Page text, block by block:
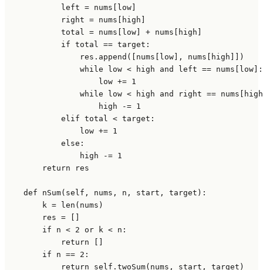
            left = nums[low]
            right = nums[high]
            total = nums[low] + nums[high]
if total == target:
                res.append([nums[low], nums[high]])
while low < high and
left == nums[low]:
                    low +=
1
while low < high and
right ==
                    high -=
1
elif total < target:
                low +=
1
else :
                high -=
1
return res
def nSum( self, nums, n, start, target ):
        k =
len (nums)
        res = []
if n < 2 or k < n:
return
if n == 2 :
return
self .twoSum(nums, start, target)